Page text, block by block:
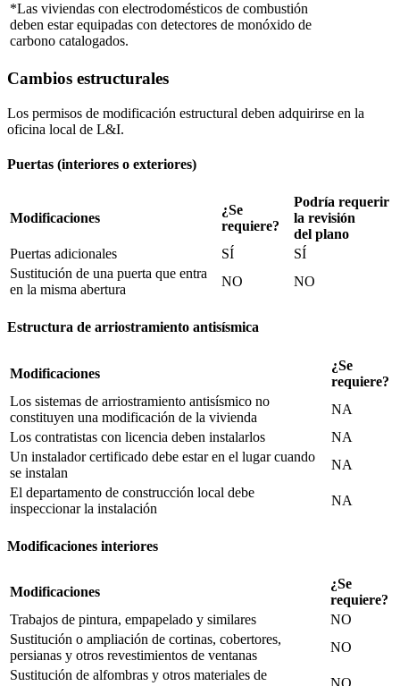
*Las viviendas con electrodomésticos de combustión
deben estar equipadas con detectores de monóxido de
carbono catalogados.
Cambios estructurales
Los permisos de modificación estructural deben adquirirse en la
oficina local de L&I.
Puertas (interiores o exteriores)
Modificaciones
¿Se
requiere?
Podría requerir
la revisión
del plano
Puertas adicionales
SÍ
SÍ
Sustitución de una puerta que entra
en la misma abertura
NO NO
Estructura de arriostramiento antisísmica
Modificaciones
¿Se
requiere?
Los sistemas de arriostramiento antisísmico no
constituyen una modificación de la vivienda
NA
Los contratistas con licencia deben instalarlos
NA
Un instalador certificado debe estar en el lugar cuando
se instalan
NA
El departamento de construcción local debe
inspeccionar la instalación
NA
Modificaciones interiores
Modificaciones
¿Se
requiere?
Trabajos de pintura, empapelado y similares
NO
Sustitución o ampliación de cortinas, cobertores,
persianas y otros revestimientos de ventanas
NO
Sustitución de alfombras y otros materiales de